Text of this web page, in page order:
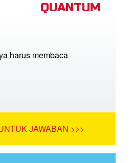
QUANTUM
harus membaca
JAWABAN >>>